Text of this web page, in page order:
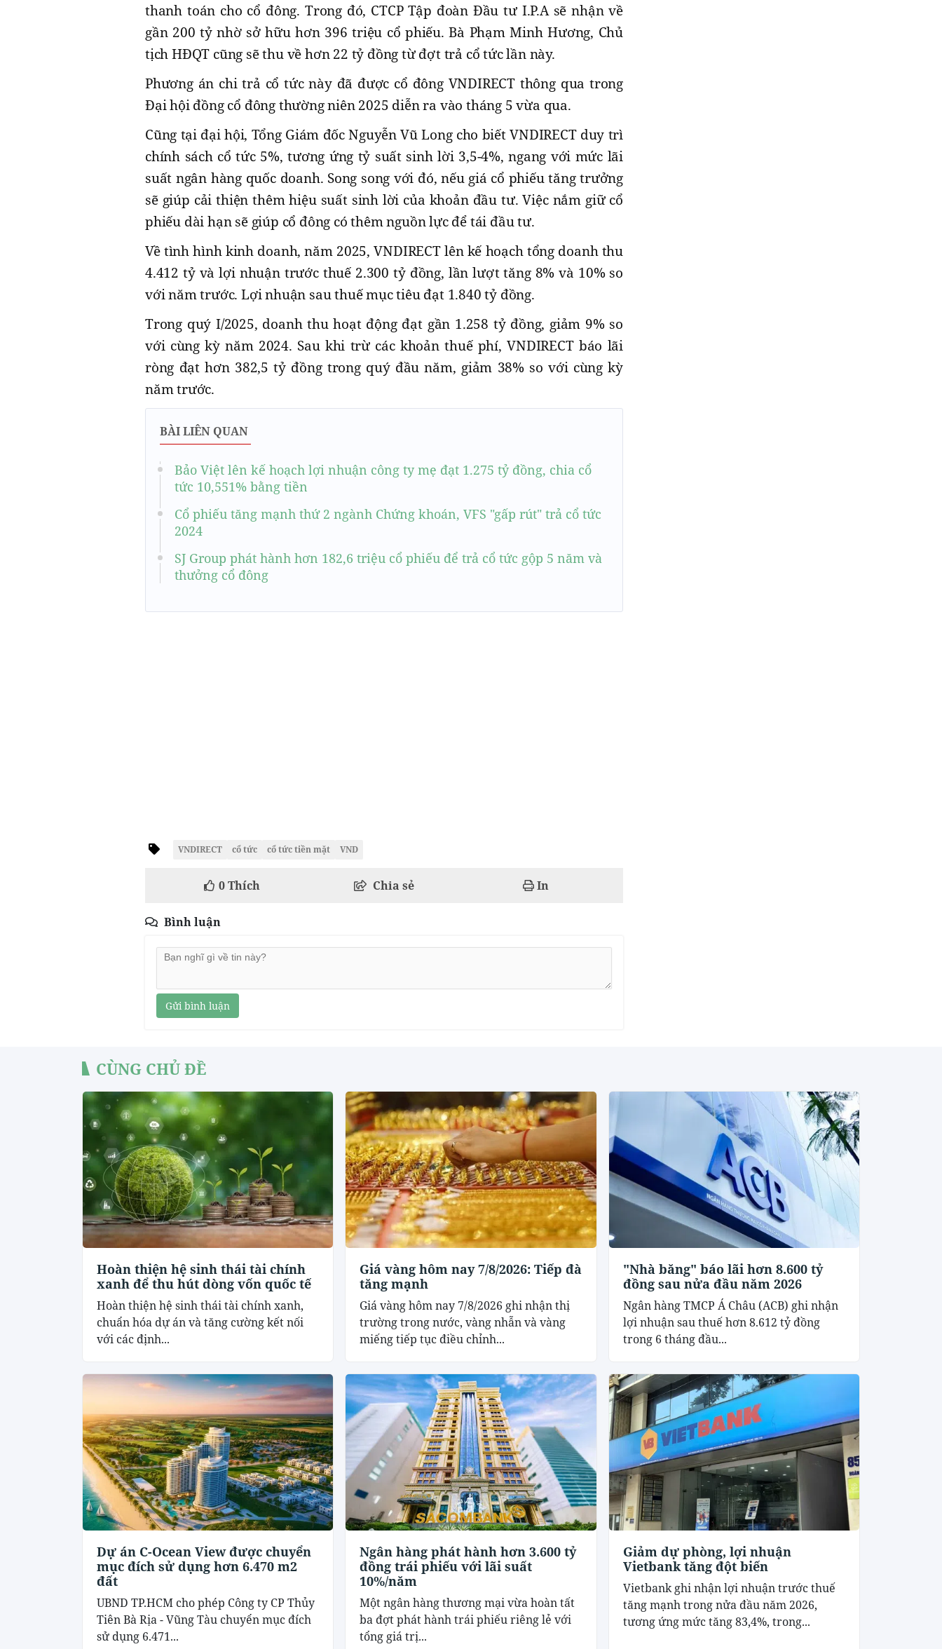
thanh toán cho cổ đông. Trong đó, CTCP Tập đoàn Đầu tư I.P.A sẽ nhận về
gần 200 tỷ nhờ sở hữu hơn 396 triệu cổ phiếu. Bà Phạm Minh Hương, Chủ
tịch HĐQT cũng sẽ thu về hơn 22 tỷ đồng từ đợt trả cổ tức lần này.
Phương án chi trả cổ tức này đã được cổ đông VNDIRECT thông qua trong
Đại hội đồng cổ đông thường niên 2025 diễn ra vào tháng 5 vừa qua.
Cũng tại đại hội, Tổng Giám đốc Nguyễn Vũ Long cho biết VNDIRECT duy trì
chính sách cổ tức 5%, tương ứng tỷ suất sinh lời 3,5-4%, ngang với mức lãi
suất ngân hàng quốc doanh. Song song với đó, nếu giá cổ phiếu tăng trưởng
sẽ giúp cải thiện thêm hiệu suất sinh lời của khoản đầu tư. Việc nắm giữ cổ
phiếu dài hạn sẽ giúp cổ đông có thêm nguồn lực để tái đầu tư.
Về tình hình kinh doanh, năm 2025, VNDIRECT lên kế hoạch tổng doanh thu
4.412 tỷ và lợi nhuận trước thuế 2.300 tỷ đồng, lần lượt tăng 8% và 10% so
với năm trước. Lợi nhuận sau thuế mục tiêu đạt 1.840 tỷ đồng.
Trong quý I/2025, doanh thu hoạt động đạt gần 1.258 tỷ đồng, giảm 9% so
với cùng kỳ năm 2024. Sau khi trừ các khoản thuế phí, VNDIRECT báo lãi
ròng đạt hơn 382,5 tỷ đồng trong quý đầu năm, giảm 38% so với cùng kỳ
năm trước.
BÀI LIÊN QUAN
Bảo Việt lên kế hoạch lợi nhuận công ty mẹ đạt 1.275 tỷ đồng, chia cổ
tức 10,551% bằng tiền
Cổ phiếu tăng mạnh thứ 2 ngành Chứng khoán, VFS "gấp rút" trả cổ tức
2024
SJ Group phát hành hơn 182,6 triệu cổ phiếu để trả cổ tức gộp 5 năm và
thưởng cổ đông
VNDIRECT cổ tức cổ tức tiền mặt VND
0Thích Chia sẻ In
Bình luận
Gửi bình luận
CÙNG CHỦ ĐỀ
Hoàn thiện hệ sinh thái tài chính
xanh để thu hút dòng vốn quốc tế
Hoàn thiện hệ sinh thái tài chính xanh,
chuẩn hóa dự án và tăng cường kết nối
với các định...
Giá vàng hôm nay 7/8/2026: Tiếp đà
tăng mạnh
Giá vàng hôm nay 7/8/2026 ghi nhận thị
trường trong nước, vàng nhẫn và vàng
miếng tiếp tục điều chỉnh...
"Nhà băng" báo lãi hơn 8.600 tỷ
đồng sau nửa đầu năm 2026
Ngân hàng TMCP Á Châu (ACB) ghi nhận
lợi nhuận sau thuế hơn 8.612 tỷ đồng
trong 6 tháng đầu...
Dự án C-Ocean View được chuyển
mục đích sử dụng hơn 6.470 m2
đất
UBND TP.HCM cho phép Công ty CP Thủy
Tiên Bà Rịa - Vũng Tàu chuyển mục đích
sử dụng 6.471...
Ngân hàng phát hành hơn 3.600 tỷ
đồng trái phiếu với lãi suất
10%/năm
Một ngân hàng thương mại vừa hoàn tất
ba đợt phát hành trái phiếu riêng lẻ với
tổng giá trị...
Giảm dự phòng, lợi nhuận
Vietbank tăng đột biến
Vietbank ghi nhận lợi nhuận trước thuế
tăng mạnh trong nửa đầu năm 2026,
tương ứng mức tăng 83,4%, trong...